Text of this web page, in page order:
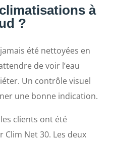
à
?
été nettoyées en
de voir l’eau
Un contrôle visuel
une bonne indication.
clients ont été
Net 30. Les deux